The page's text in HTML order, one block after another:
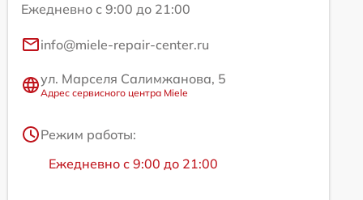
Ежедневно с 9:00 до 21:00
info@miele-repair-center.ru
ул. Марселя Салимжанова, 5
Адрес сервисного центра Miele
Режим работы:
Ежедневно с 9:00 до 21:00